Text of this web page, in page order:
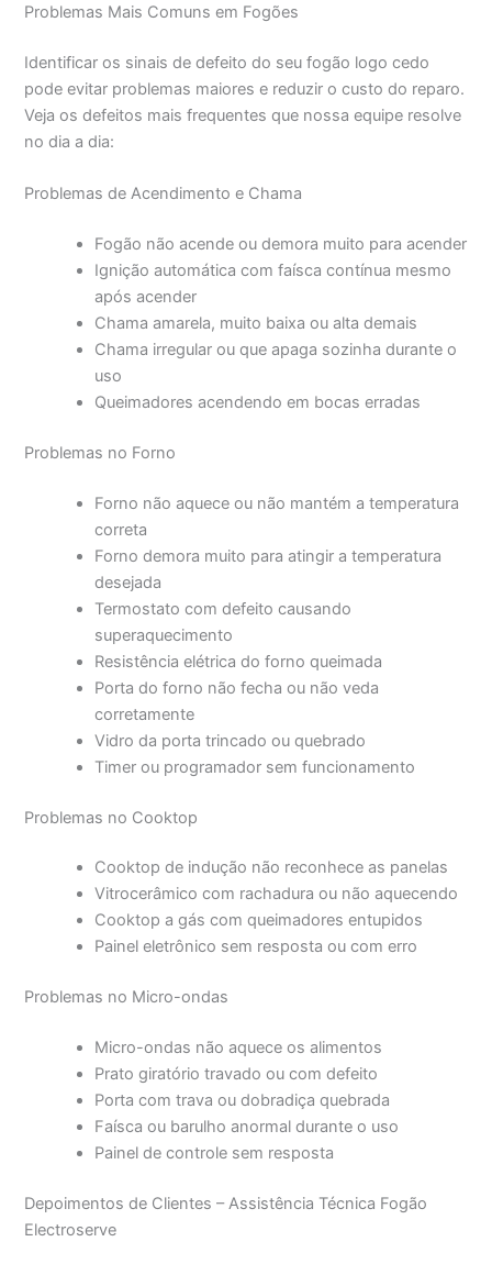
Problemas Mais Comuns em Fogões
Identificar os sinais de defeito do seu fogão logo cedo
pode evitar problemas maiores e reduzir o custo do reparo.
Veja os defeitos mais frequentes que nossa equipe resolve
no dia a dia:
Problemas de Acendimento e Chama
Fogão não acende ou demora muito para acender
Ignição automática com faísca contínua mesmo
após acender
Chama amarela, muito baixa ou alta demais
Chama irregular ou que apaga sozinha durante o
uso
Queimadores acendendo em bocas erradas
Problemas no Forno
Forno não aquece ou não mantém a temperatura
correta
Forno demora muito para atingir a temperatura
desejada
Termostato com defeito causando
superaquecimento
Resistência elétrica do forno queimada
Porta do forno não fecha ou não veda
corretamente
Vidro da porta trincado ou quebrado
Timer ou programador sem funcionamento
Problemas no Cooktop
Cooktop de indução não reconhece as panelas
Vitrocerâmico com rachadura ou não aquecendo
Cooktop a gás com queimadores entupidos
Painel eletrônico sem resposta ou com erro
Problemas no Micro-ondas
Micro-ondas não aquece os alimentos
Prato giratório travado ou com defeito
Porta com trava ou dobradiça quebrada
Faísca ou barulho anormal durante o uso
Painel de controle sem resposta
Depoimentos de Clientes – Assistência Técnica Fogão
Electroserve